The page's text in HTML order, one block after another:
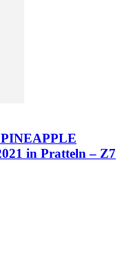
in Pratteln – Z7